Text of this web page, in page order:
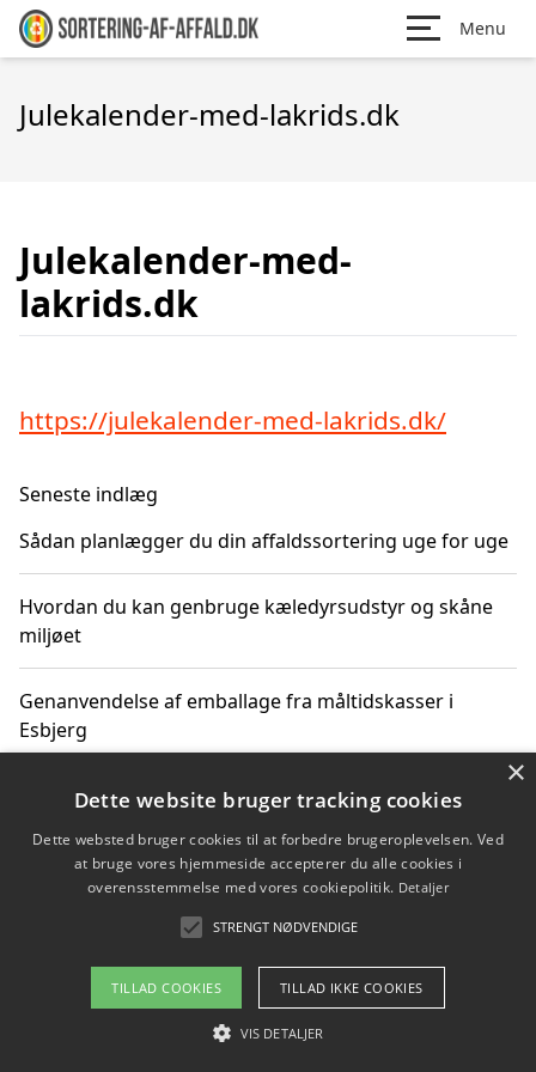
Menu
Julekalender-med-lakrids.dk
Julekalender-med-
lakrids.dk
https://julekalender-med-lakrids.dk/
Seneste indlæg
Sådan planlægger du din affaldssortering uge for uge
Hvordan du kan genbruge kæledyrsudstyr og skåne
miljøet
Genanvendelse af emballage fra måltidskasser i
Esbjerg
Sådan kan du kombinere affaldssortering med rejser
Hvordan affaldssortering kan bidrage til co2 reduktion
Copyright 2026 - Pilanto Aps
Om / kontakt
Blog Betingelser
×
Dette website bruger tracking cookies
Dette websted bruger cookies til at forbedre brugeroplevelsen. Ved
at bruge vores hjemmeside accepterer du alle cookies i
overensstemmelse med vores cookiepolitik. Detaljer
STRENGT NØDVENDIGE
TILLAD COOKIES TILLAD IKKE COOKIES
VIS DETALJER